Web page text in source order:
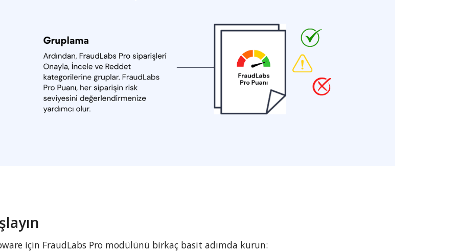
için FraudLabs Pro modülünü birkaç basit adımda kurun: